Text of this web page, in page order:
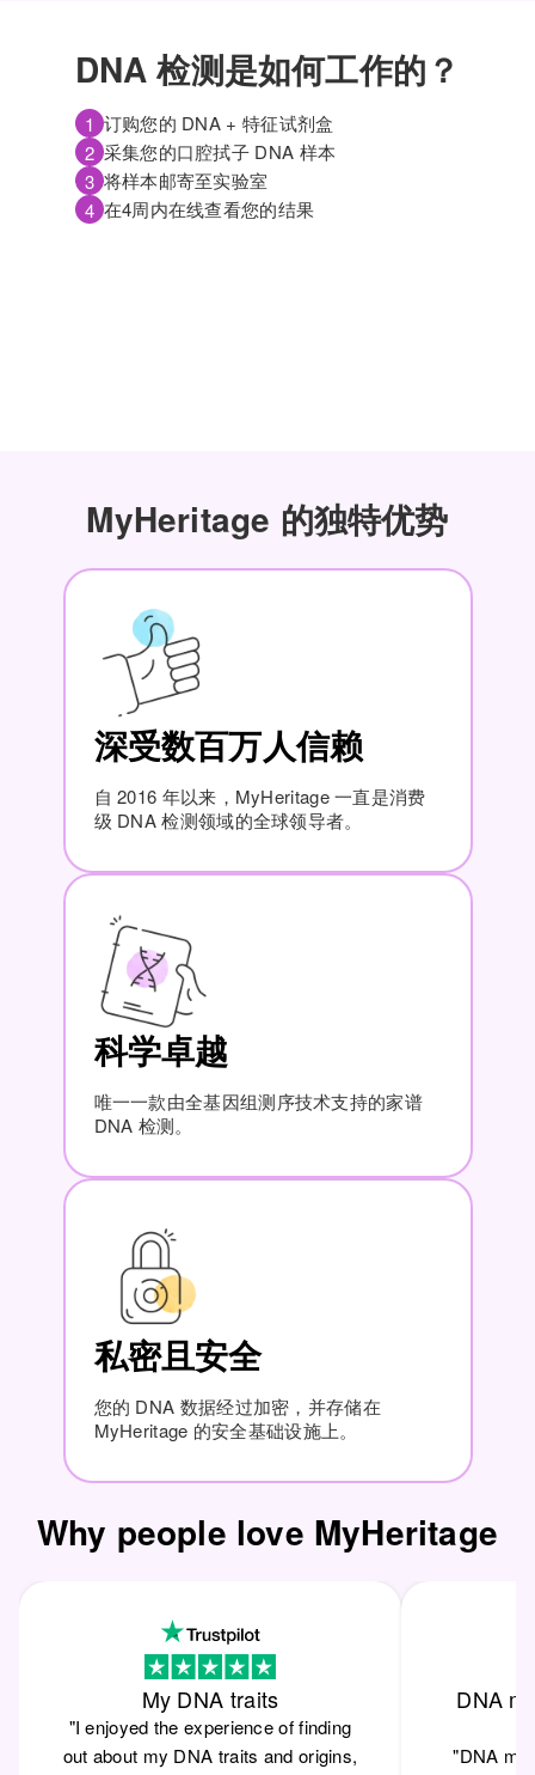
DNA 检测是如何工作的？
1 订购您的 DNA + 特征试剂盒
2 采集您的口腔拭子 DNA 样本
3 将样本邮寄至实验室
4 在4周内在线查看您的结果
MyHeritage 的独特优势
深受数百万人信赖
自 2016 年以来，MyHeritage 一直是消费
级 DNA 检测领域的全球领导者。
科学卓越
唯一一款由全基因组测序技术支持的家谱
DNA 检测。
私密且安全
您的 DNA 数据经过加密，并存储在
MyHeritage 的安全基础设施上。
Why people love MyHeritage
My DNA traits
"I enjoyed the experience of finding
out about my DNA traits and origins,
DNA
"DNA